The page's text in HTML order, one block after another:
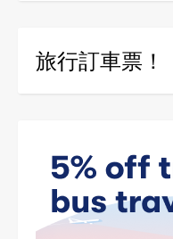
旅行訂車票！